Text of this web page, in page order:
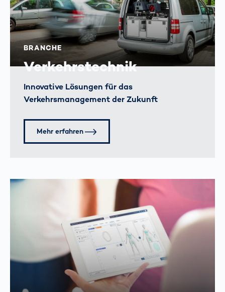
BRANCHE
Verkehrstechnik
Innovative Lösungen für das
Verkehrsmanagement der Zukunft
Mehr erfahren